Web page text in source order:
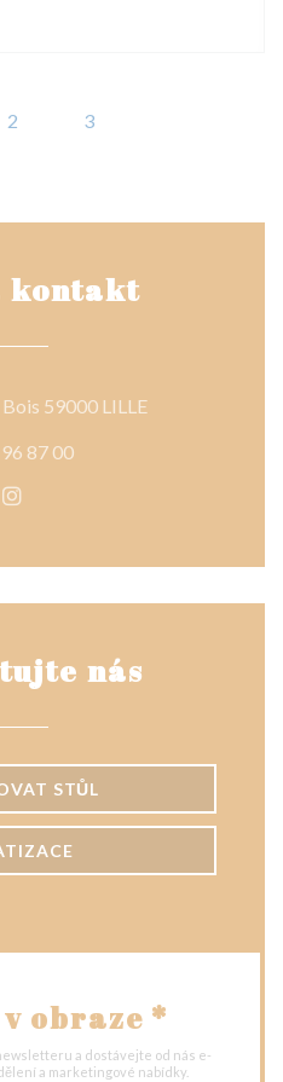
2 3
kontakt
59000 LILLE((otevře se v
87 00
Instagram ((otevře se v
nás
STŮL
obraze *
a dostávejte od nás e-
a marketingové nabídky.